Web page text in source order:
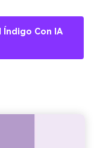
Índigo Con IA